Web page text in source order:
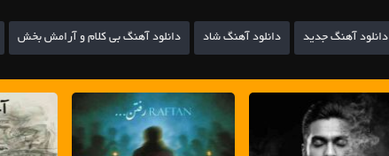
دانلود آهنگ جدید دانلود آهنگ شاد دانلود آهنگ بی کلام و آرامش بخش